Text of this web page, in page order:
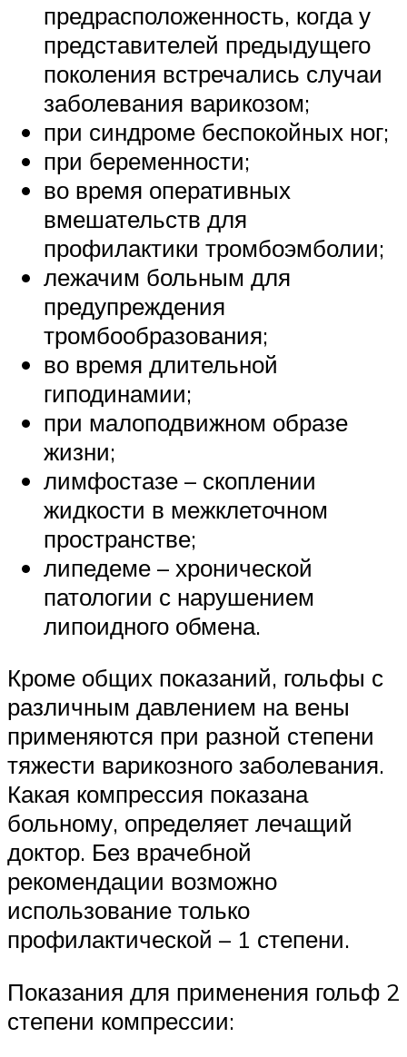
предрасположенность, когда у
представителей предыдущего
поколения встречались случаи
заболевания варикозом;
при синдроме беспокойных ног;
при беременности;
во время оперативных
вмешательств для
профилактики тромбоэмболии;
лежачим больным для
предупреждения
тромбообразования;
во время длительной
гиподинамии;
при малоподвижном образе
жизни;
лимфостазе – скоплении
жидкости в межклеточном
пространстве;
липедеме – хронической
патологии с нарушением
липоидного обмена.
Кроме общих показаний, гольфы с
различным давлением на вены
применяются при разной степени
тяжести варикозного заболевания.
Какая компрессия показана
больному, определяет лечащий
доктор. Без врачебной
рекомендации возможно
использование только
профилактической – 1 степени.
Показания для применения гольф 2
степени компрессии: